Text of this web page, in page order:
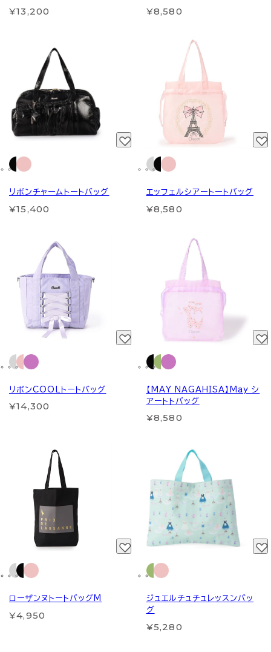
¥13,200 ¥8,580
リボンチャームトートバッグ
¥15,400
エッフェルシアートートバッグ
¥8,580
リボンCOOLトートバッグ
¥14,300
【MAY NAGAHISA】May シ
アートトバッグ
¥8,580
ローザンヌトートバッグM
¥4,950
ジュエルチュチュレッスンバッ
グ
¥5,280